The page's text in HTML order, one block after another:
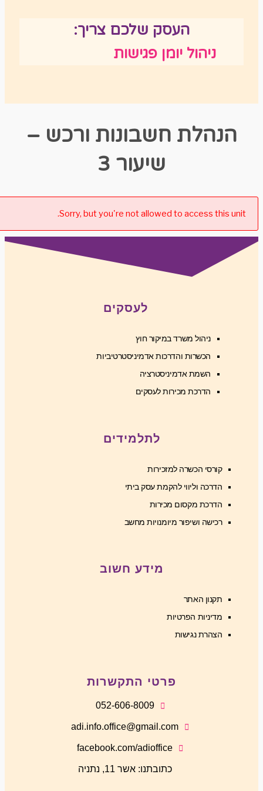
העסק שלכם צריך:
ניהול יומן פגישות
הנהלת חשבונות ורכש –
שיעור 3
Sorry, but you're not allowed to access this
לעסקים
ניהול משרד במיקור חוץ
הכשרות והדרכות אדמיניסטרטיביות
השמת אדמיניסטרציה
הדרכת מכירות לעסקים
לתלמידים
קורסי הכשרה למזכירות
הדרכה וליווי להקמת עסק ביתי
הדרכת מקסום מכירות
רכישה ושיפור מיומנויות מחשב
מידע חשוב
תקנון האתר
מדיניות הפרטיות
הצהרת נגישות
פרטי התקשרות
052-606-8009
adi.info.office@gmail.com
facebook.com/adioffice
כתובתנו: אשר 11, נתניה